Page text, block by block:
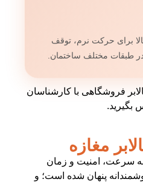
برای حرکت نرم، توقف
طبقات مختلف ساختمان.
فروشگاهی با کارشناسان
بگیرید.
مغازه
سرعت، امنیت و زمان
پنهان شده است؛ و